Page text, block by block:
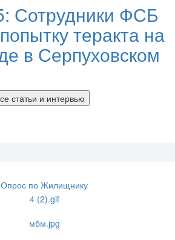
Сотрудники ФСБ
теракта на
в Серпуховском
статьи и интервью